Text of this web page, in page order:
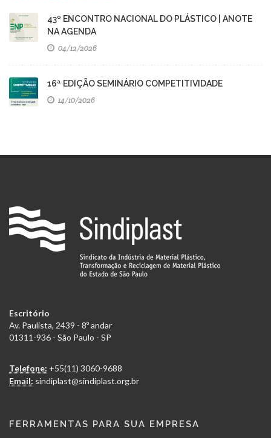
43º ENCONTRO NACIONAL DO PLÁSTICO | ANOTE
NA AGENDA
04/12/2026
16ª EDIÇÃO SEMINÁRIO COMPETITIVIDADE
14/10/2026
Escritório
Av. Paulista, 2439 - 8º andar
01311-936 - São Paulo - SP
Telefone: +55(11) 3060-9688
Email: sindiplast@sindiplast.org.br
FERRAMENTAS PARA SUA EMPRESA